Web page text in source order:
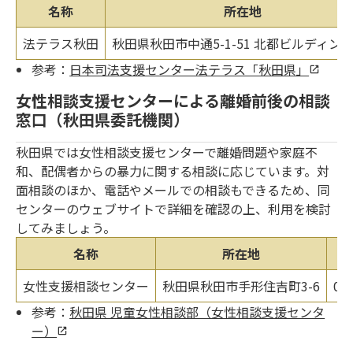
名称
所在地
法テラス秋田
秋田県秋田市中通5-1-51 北都ビルディン
参考： 日本司法支援センター法テラス「秋田県」
女性相談支援センターによる離婚前後の相談
窓口（秋田県委託機関）
秋田県では女性相談支援センターで離婚問題や家庭不
和、配偶者からの暴力に関する相談に応じています。対
面相談のほか、電話やメールでの相談もできるため、同
センターのウェブサイトで詳細を確認の上、利用を検討
してみましょう。
名称
所在地
女性支援相談センター
秋田県秋田市手形住吉町3-6
参考： 秋田県 児童女性相談部（女性相談支援センタ
ー）